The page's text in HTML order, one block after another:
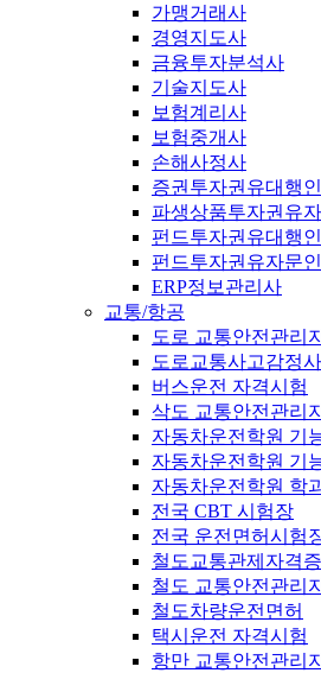
가맹거래사
경영지도사
금융투자분석사
기술지도사
보험계리사
보험중개사
손해사정사
증권투자권유대행인
파생상품투자권유
펀드투자권유대행인
펀드투자권유자문
ERP정보관리사
교통/항공
도로 교통안전관리
도로교통사고감정사
버스운전 자격시험
삭도 교통안전관리
자동차운전학원 기
자동차운전학원 기
자동차운전학원 학
전국 CBT 시험장
전국 운전면허시험
철도교통관제자격
철도 교통안전관리
철도차량운전면허
택시운전 자격시험
항만 교통안전관리